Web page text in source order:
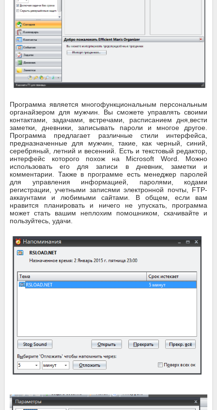
Программа является многофункциональным персональным
органайзером для мужчин. Вы сможете управлять своими
контактами, задачами, встречами, расписанием дня,вести
заметки, дневники, записывать пароли и многое другое.
Программа предлагает различные стили интерфейса,
предназначенные для мужчин, такие, как черный, синий,
серебряный, летний и весенний. Есть и текстовый редактор,
интерфейс которого похож на Microsoft Word. Можно
использовать его для записи в дневник, заметки и
комментарии. Также в программе есть менеджер паролей
для управления информацией, паролями, кодами
регистрации, учетными записями электронной почты, FTP-
аккаунтами и любимыми сайтами. В общем, если вам
нравится планировать и ничего не упускать, программа
может стать вашим неплохим помошником, скачивайте и
пользуйтесь, удачи.